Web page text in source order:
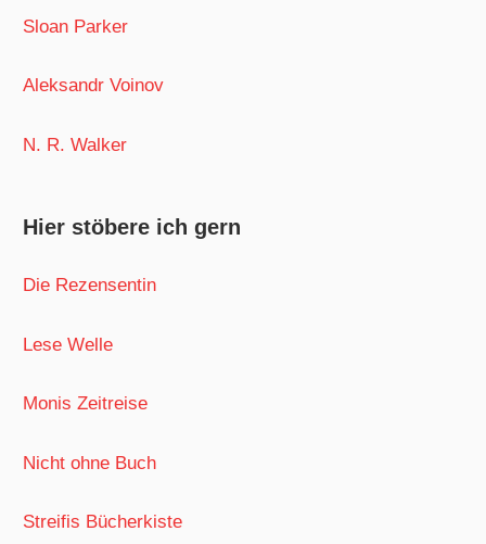
Sloan Parker
Aleksandr Voinov
N. R. Walker
Hier stöbere ich gern
Die Rezensentin
Lese Welle
Monis Zeitreise
Nicht ohne Buch
Streifis Bücherkiste